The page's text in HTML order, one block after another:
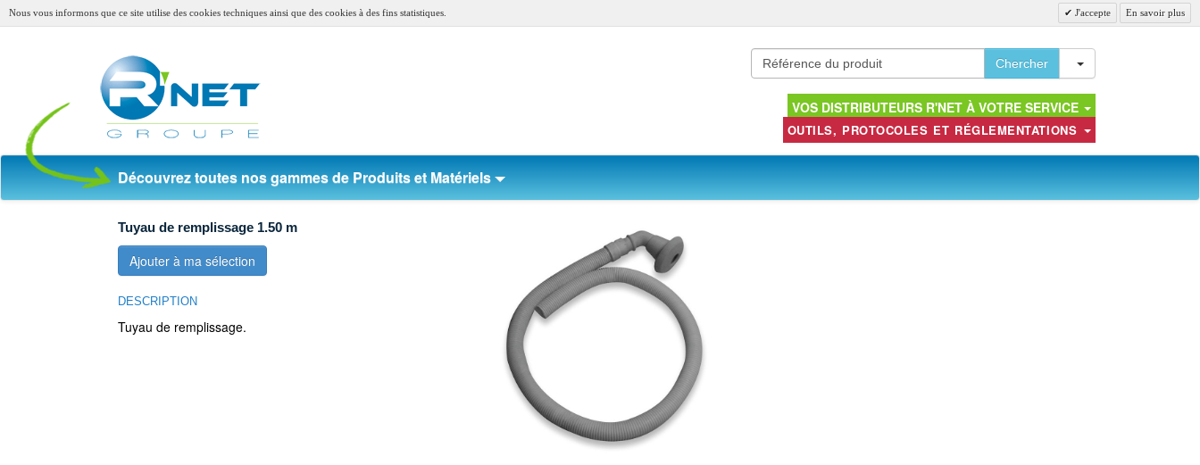
Nous vous informons que ce site utilise des cookies techniques ainsi que des cookies à des fins statistiques. J'accepte En savoir plus
Chercher Toggle Dropdown
VOS DISTRIBUTEURS R'NET À VOTRE SERVICE
OUTILS, PROTOCOLES ET RÉGLEMENTATIONS
Découvrez toutes nos gammes de Produits et Matériels
Tuyau de remplissage 1.50 m
Ajouter à ma sélection
DESCRIPTION
Tuyau de remplissage.